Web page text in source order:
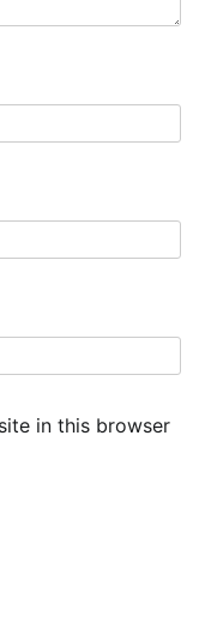
in this browser